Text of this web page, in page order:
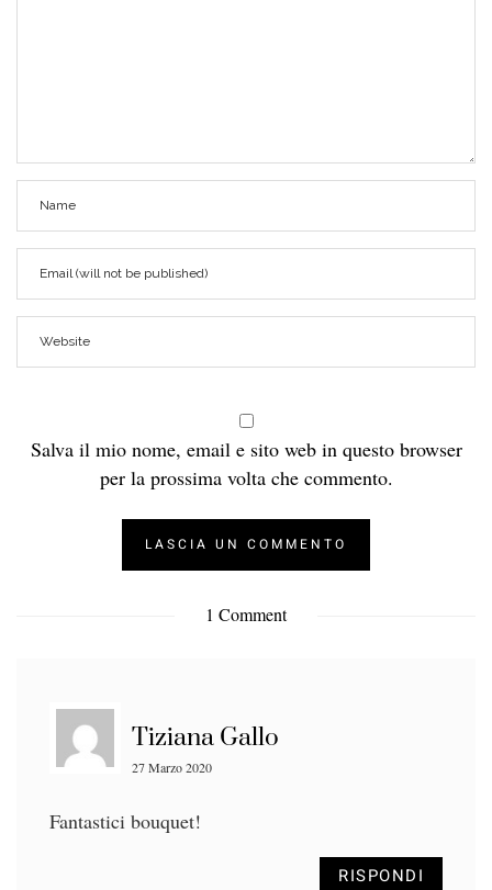
Salva il mio nome, email e sito web in questo browser
per la prossima volta che commento.
1 Comment
Tiziana Gallo
27 Marzo 2020
Fantastici bouquet!
RISPONDI